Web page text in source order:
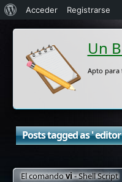
Un
Apto para
Posts tagged as ' editor
El comandovi- Shell Script
Acerca
de
WordPress
Acceder Registrarse